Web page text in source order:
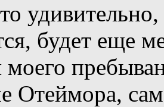
будет еще
Отеймора,